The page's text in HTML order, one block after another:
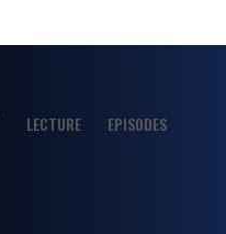
LECTURE
EPISODES